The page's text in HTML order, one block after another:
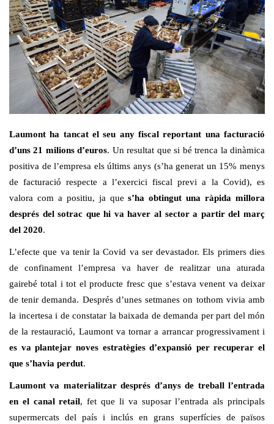
Laumont ha tancat el seu any fiscal reportant una facturació
d’uns 21 milions d’euros. Un resultat que si bé trenca la dinàmica
positiva de l’empresa els últims anys (s’ha generat un 15% menys
de facturació respecte a l’exercici fiscal previ a la Covid), es
valora com a positiu, ja ques’ha obtingut una ràpida millora
després del sotrac que hi va haver al sector a partir del març
del 2020.
L’efecte que va tenir la Covid va ser devastador. Els primers dies
de confinament l’empresa va haver de realitzar una aturada
gairebé total i tot el producte fresc que s’estava venent va deixar
de tenir demanda. Després d’unes setmanes on tothom vivia amb
la incertesa i de constatar la baixada de demanda per part del món
de la restauració, Laumont va tornar a arrancar progressivament i
es va plantejar noves estratègies d’expansió per recuperar el
que s’havia perdut.
Laumont va materialitzar després d’anys de treball l’entrada
en el canal retail, fet que li va suposar l’entrada als principals
supermercats del país i inclús en grans superfícies de països